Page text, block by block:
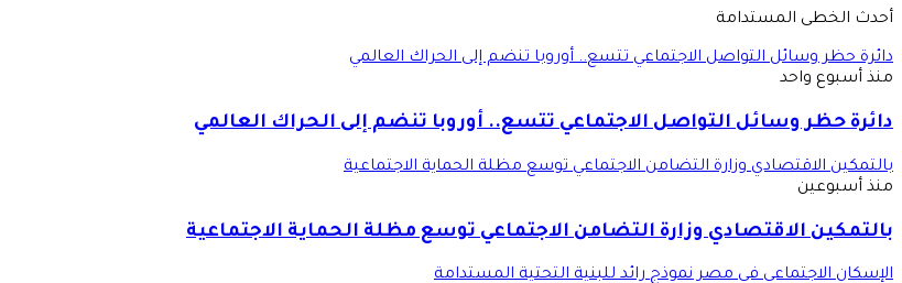
أحدث الخطى المستدامة
دائرة حظر وسائل التواصل الاجتماعي تتسع.. أوروبا تنضم إلى الحراك العالمي
منذ أسبوع واحد
دائرة حظر وسائل التواصل الاجتماعي تتسع.. أوروبا تنضم إلى الحراك العالمي
بالتمكين الاقتصادي وزارة التضامن الاجتماعي توسع مظلة الحماية الاجتماعية
منذ أسبوعين
بالتمكين الاقتصادي وزارة التضامن الاجتماعي توسع مظلة الحماية الاجتماعية
الإسكان الاجتماعي في مصر نموذج رائد للبنية التحتية المستدامة